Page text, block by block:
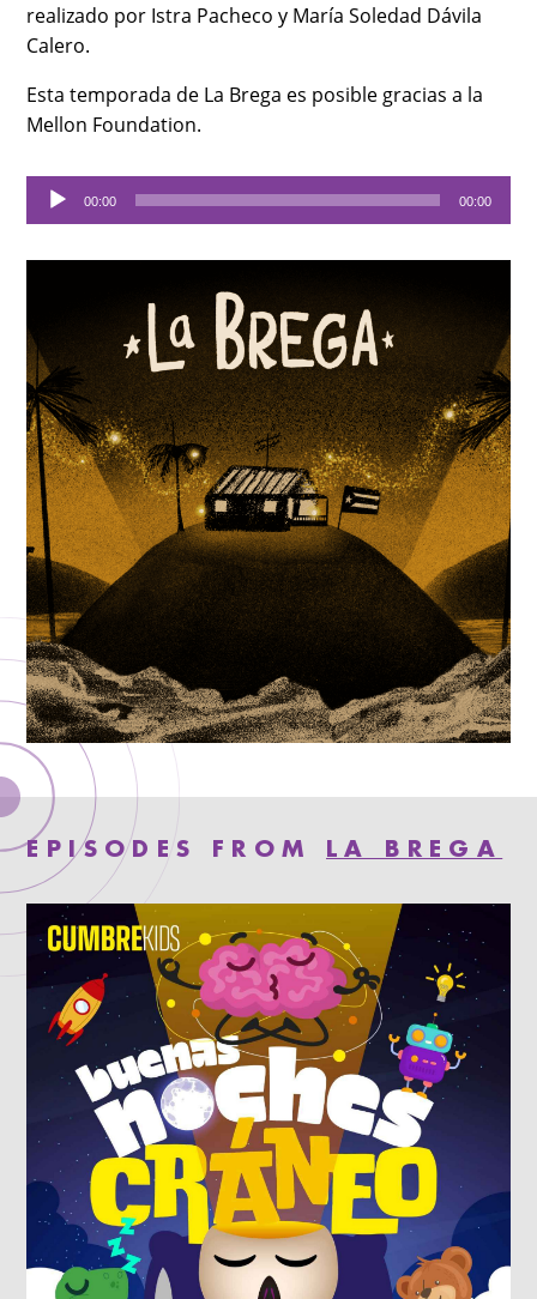
realizado por Istra Pacheco y María Soledad Dávila
Calero.
Esta temporada de La Brega es posible gracias a la
Mellon Foundation.
Audio
Player
00:00 00:00
EPISODES FROM LA BREGA